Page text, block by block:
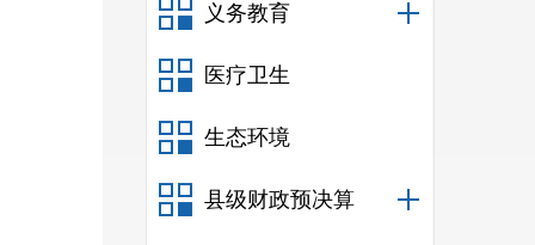
义务教育
医疗卫生
生态环境
县级财政预决算